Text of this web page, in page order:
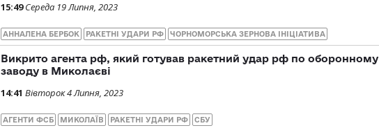
15:49 Середа 19 Липня, 2023
АННАЛЕНА БЕРБОК РАКЕТНІ УДАРИ РФ ЧОРНОМОРСЬКА ЗЕРНОВА ІНІЦІАТИВА
Викрито агента рф, який готував ракетний удар рф по оборонному
заводу в Миколаєві
14:41 Вівторок 4 Липня, 2023
АГЕНТИ ФСБ МИКОЛАЇВ РАКЕТНІ УДАРИ РФ СБУ